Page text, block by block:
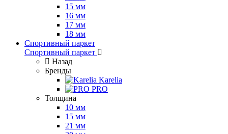
15 мм
16 мм
17 мм
18 мм
Спортивный паркет
Спортивный паркет
Назад
Бренды
Karelia
PRO
Толщина
10 мм
15 мм
21 мм